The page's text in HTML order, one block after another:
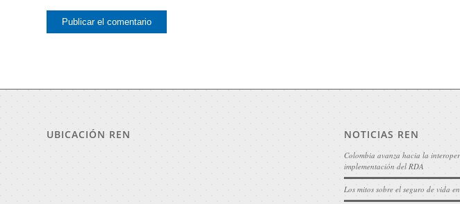
UBICACIÓN REN NOTICIAS REN
Colombia avanza hacia la
implementación del RDA
Los mitos sobre el seguro de vida